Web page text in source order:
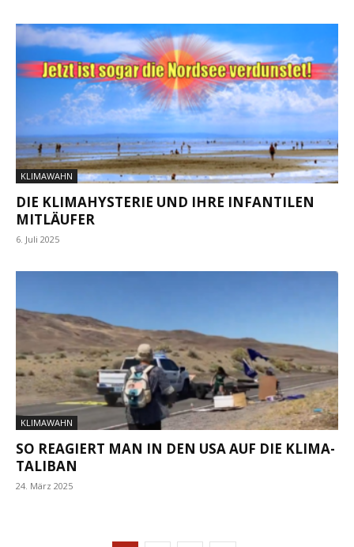
KLIMAWAHN
DIE KLIMAHYSTERIE UND IHRE INFANTILEN
MITLÄUFER
6. Juli 2025
KLIMAWAHN
SO REAGIERT MAN IN DEN USA AUF DIE KLIMA-
TALIBAN
24. März 2025